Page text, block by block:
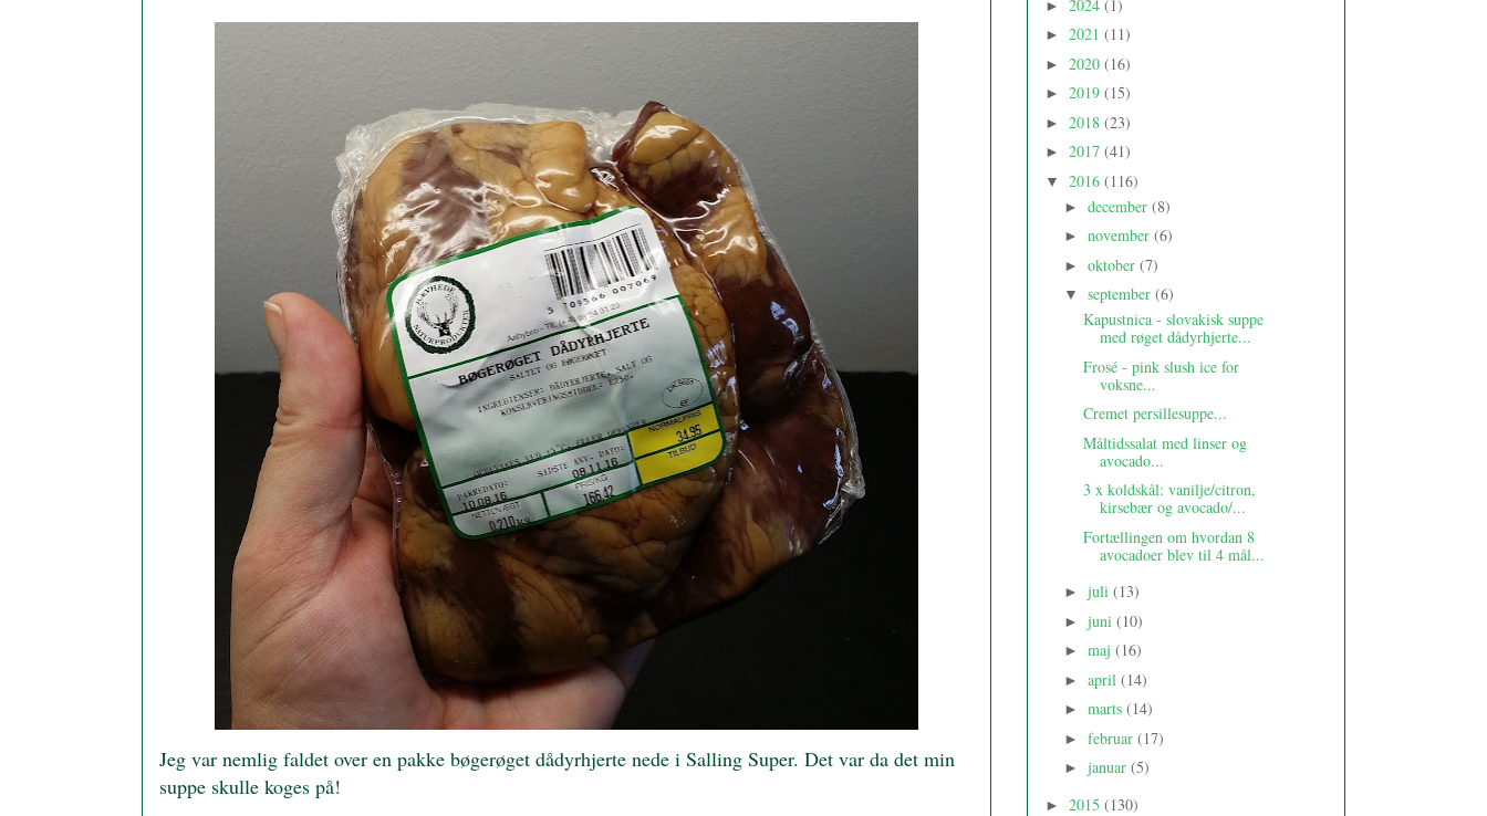
Jeg var nemlig faldet over en pakke bøgerøget dådyrhjerte nede i Salling Super. Det var da det min
suppe skulle koges på!
► 2024 (1)
► 2021 (11)
► 2020 (16)
► 2019 (15)
► 2018 (23)
► 2017 (41)
▼ 2016 (116)
► december (8)
► november (6)
► oktober (7)
▼ september (6)
Kapustnica - slovakisk suppe
med røget dådyrhjerte...
Frosé - pink slush ice for
voksne...
Cremet persillesuppe...
Måltidssalat med linser og
avocado...
3 x koldskål: vanilje/citron,
kirsebær og avocado/...
Fortællingen om hvordan 8
avocadoer blev til 4 mål...
► juli (13)
► juni (10)
► maj (16)
► april (14)
► marts (14)
► februar (17)
► januar (5)
► 2015 (130)